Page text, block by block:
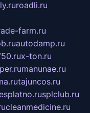
roadli.ru
farm.ru
autodamp.ru
x-ton.ru
manunae.ru
tajuncos.ru
splclub.ru
cleanmedicine.ru